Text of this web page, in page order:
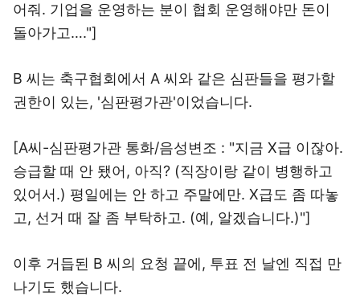
어줘. 기업을 운영하는 분이 협회 운영해야만 돈이
돌아가고…."]
B 씨는 축구협회에서 A 씨와 같은 심판들을 평가할
권한이 있는, '심판평가관'이었습니다.
[A씨-심판평가관 통화/음성변조 : "지금 X급 이잖아.
승급할 때 안 됐어, 아직? (직장이랑 같이 병행하고
있어서.) 평일에는 안 하고 주말에만. X급도 좀 따놓
고, 선거 때 잘 좀 부탁하고. (예, 알겠습니다.)"]
이후 거듭된 B 씨의 요청 끝에, 투표 전 날엔 직접 만
나기도 했습니다.